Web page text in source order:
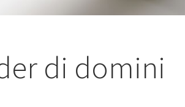
di domini